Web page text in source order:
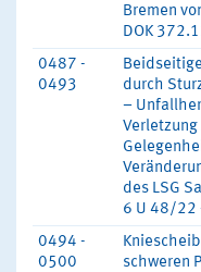
Bremen
DOK
0487 -
0493
durch
–
des LSG
6 U 48/22
0494 -
0500
schweren